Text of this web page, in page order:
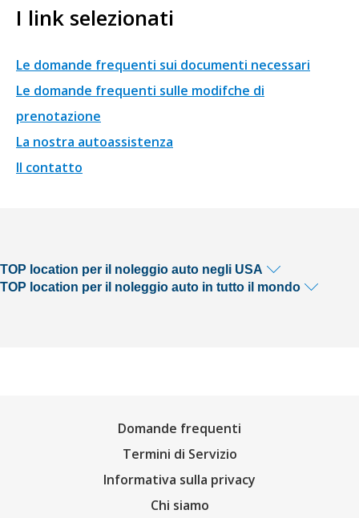
I link selezionati
Le domande frequenti sui documenti necessari
Le domande frequenti sulle modifche di
prenotazione
La nostra autoassistenza
Il contatto
TOP location per il noleggio auto negli USA
TOP location per il noleggio auto in tutto il mondo
Domande frequenti
Termini di Servizio
Informativa sulla privacy
Chi siamo